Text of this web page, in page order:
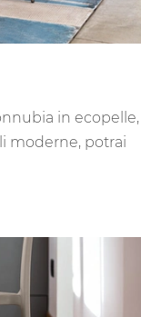
in ecopelle,
moderne, potrai